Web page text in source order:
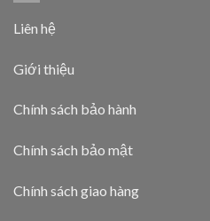
Liên hệ
Giới thiệu
Chính sách bảo hành
Chính sách bảo mật
Chính sách giao hàng